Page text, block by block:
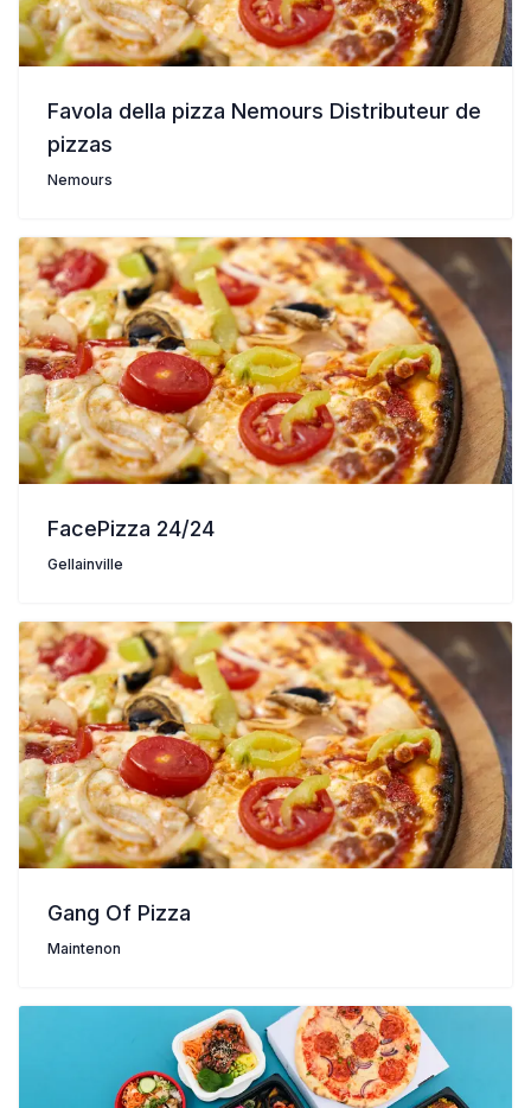
Favola della pizza Nemours Distributeur de
pizzas
Nemours
FacePizza 24/24
Gellainville
Gang Of Pizza
Maintenon